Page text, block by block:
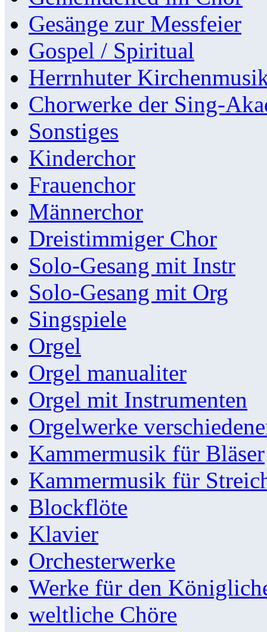
Gesänge zur Messfeier
Gospel / Spiritual
Herrnhuter
Chorwerke der Sing-
Sonstiges
Kinderchor
Frauenchor
Männerchor
Dreistimmiger Chor
Solo-Gesang mit Instr
Solo-Gesang mit Org
Singspiele
Orgel
Orgel manualiter
Orgel mit Instrumenten
Orgelwerke
Kammermusik für Bläser
Kammermusik für
Blockflöte
Klavier
Orchesterwerke
Werke für den
weltliche Chöre